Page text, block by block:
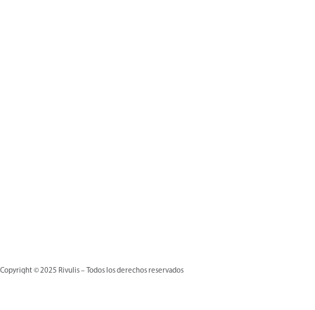
Copyright © 2025 Rivulis – Todos los derechos reservados